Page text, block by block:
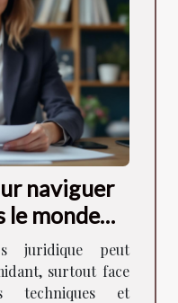
naviguer
le monde
juridique peut
surtout face
techniques et